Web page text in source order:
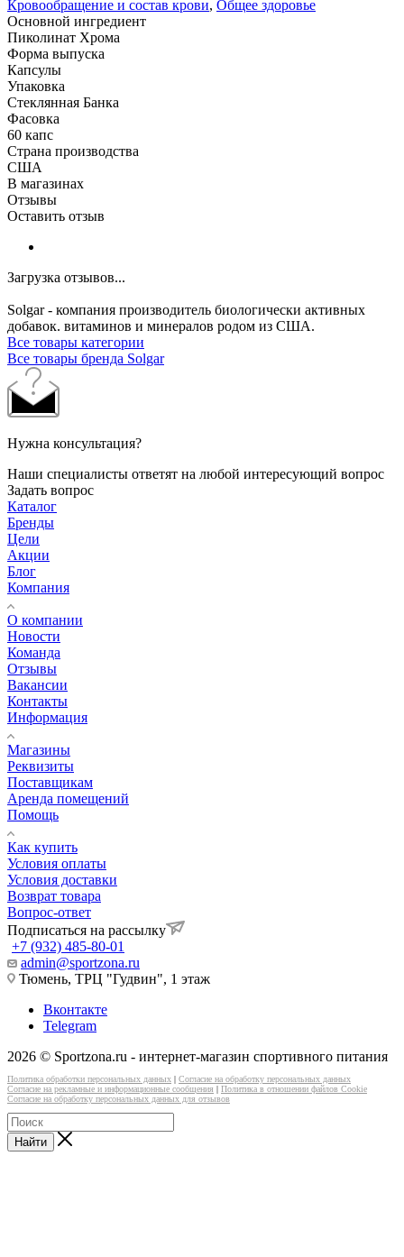
Кровообращение и состав крови, Общее здоровье
Основной ингредиент
Пиколинат Хрома
Форма выпуска
Капсулы
Упаковка
Стеклянная Банка
Фасовка
60 капс
Страна производства
США
В магазинах
Отзывы
Оставить отзыв
Загрузка отзывов...
Solgar - компания производитель биологически активных
добавок. витаминов и минералов родом из США.
Все товары категории
Все товары бренда Solgar
Нужна консультация?
Наши специалисты ответят на любой интересующий вопрос
Задать вопрос
Каталог
Бренды
Цели
Акции
Блог
Компания
О компании
Новости
Команда
Отзывы
Вакансии
Контакты
Информация
Магазины
Реквизиты
Поставщикам
Аренда помещений
Помощь
Как купить
Условия оплаты
Условия доставки
Возврат товара
Вопрос-ответ
Подписаться на рассылку
+7 (932) 485-80-01
admin@sportzona.ru
Тюмень, ТРЦ "Гудвин", 1 этаж
Вконтакте
Telegram
2026 © Sportzona.ru - интернет-магазин спортивного питания
Политика обработки персональных данных | Согласие на обработку персональных данных
Согласие на рекламные и информационные сообщения | Политика в отношении файлов Cookie
Согласие на обработку персональных данных для отзывов
Найти